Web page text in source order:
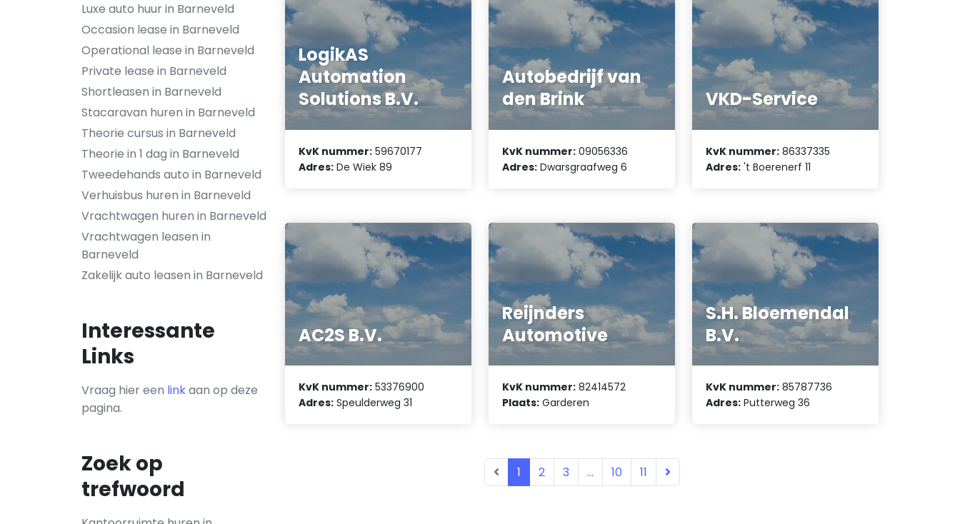
Luxe auto huur in Barneveld
Occasion lease in Barneveld
Operational lease in Barneveld
Private lease in Barneveld
Shortleasen in Barneveld
Stacaravan huren in Barneveld
Theorie cursus in Barneveld
Theorie in 1 dag in Barneveld
Tweedehands auto in Barneveld
Verhuisbus huren in Barneveld
Vrachtwagen huren in Barneveld
Vrachtwagen leasen in
Barneveld
Zakelijk auto leasen in Barneveld
Interessante
Links
Vraag hier een linkaan op deze
pagina.
Zoek op
trefwoord
LogikAS
Automation
Solutions B.V.
KvK nummer: 59670177
Adres: De Wiek 89
Autobedrijf van
den Brink
KvK nummer: 09056336
Adres: Dwarsgraafweg 6
VKD-Service
KvK nummer: 86337335
Adres: 't Boerenerf 11
AC2S B.V.
KvK nummer: 53376900
Adres: Speulderweg 31
Reijnders
Automotive
KvK nummer: 82414572
Plaats: Garderen
S.H. Bloemendal
B.V.
KvK nummer: 85787736
Adres: Putterweg 36
1 2 3 ... 10 11